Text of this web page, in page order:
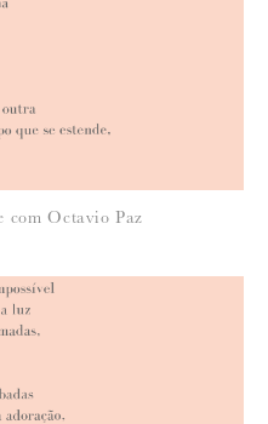
os seus dados, leia a nossa
com Octavio Paz